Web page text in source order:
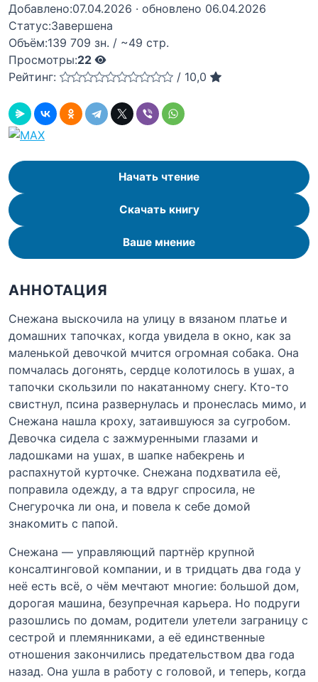
Добавлено:07.04.2026 · обновлено 06.04.2026
Статус:Завершена
Объём:139 709 зн. / ~49 стр.
Просмотры:22
Рейтинг:
/ 10,0
Начать чтение
Скачать книгу
Ваше мнение
АННОТАЦИЯ
Снежана выскочила на улицу в вязаном платье и
домашних тапочках, когда увидела в окно, как за
маленькой девочкой мчится огромная собака. Она
помчалась догонять, сердце колотилось в ушах, а
тапочки скользили по накатанному снегу. Кто-то
свистнул, псина развернулась и пронеслась мимо, и
Снежана нашла кроху, затаившуюся за сугробом.
Девочка сидела с зажмуренными глазами и
ладошками на ушах, в шапке набекрень и
распахнутой курточке. Снежана подхватила её,
поправила одежду, а та вдруг спросила, не
Снегурочка ли она, и повела к себе домой
знакомить с папой.
Снежана — управляющий партнёр крупной
консалтинговой компании, и в тридцать два года у
неё есть всё, о чём мечтают многие: большой дом,
дорогая машина, безупречная карьера. Но подруги
разошлись по домам, родители улетели заграницу с
сестрой и племянниками, а её единственные
отношения закончились предательством два года
назад. Она ушла в работу с головой, и теперь, когда